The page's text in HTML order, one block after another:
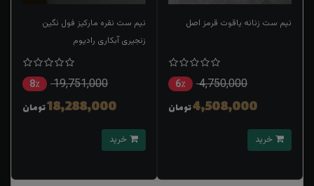
نیم ست زنانه یاقوت قرمز اصل
4,750,000 6٪
4,508,000تومان
نیم ست نقره مارکیز فول نگین
زنجیری آبکاری رادیوم
19,751,000 8٪
18,288,000تومان